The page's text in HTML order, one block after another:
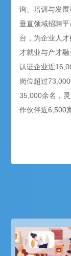
询、培训与发展
垂直领域招聘
台，为企业人
才就业与产才
认证企业近
岗位超过
35,000余名，
作伙伴近6,500